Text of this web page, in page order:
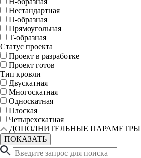
Нестандартная
П-образная
Прямоугольная
Т-образная
Статус проекта
Проект в разработке
Проект готов
Тип кровли
Двускатная
Многоскатная
Односкатная
Плоская
Четырехскатная
ДОПОЛНИТЕЛЬНЫЕ ПАРАМЕТРЫ
ПОКАЗАТЬ